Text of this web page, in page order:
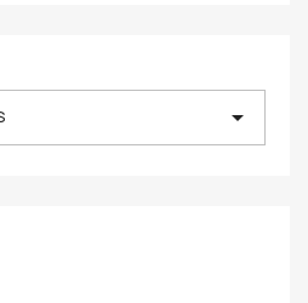
arrow_drop_down